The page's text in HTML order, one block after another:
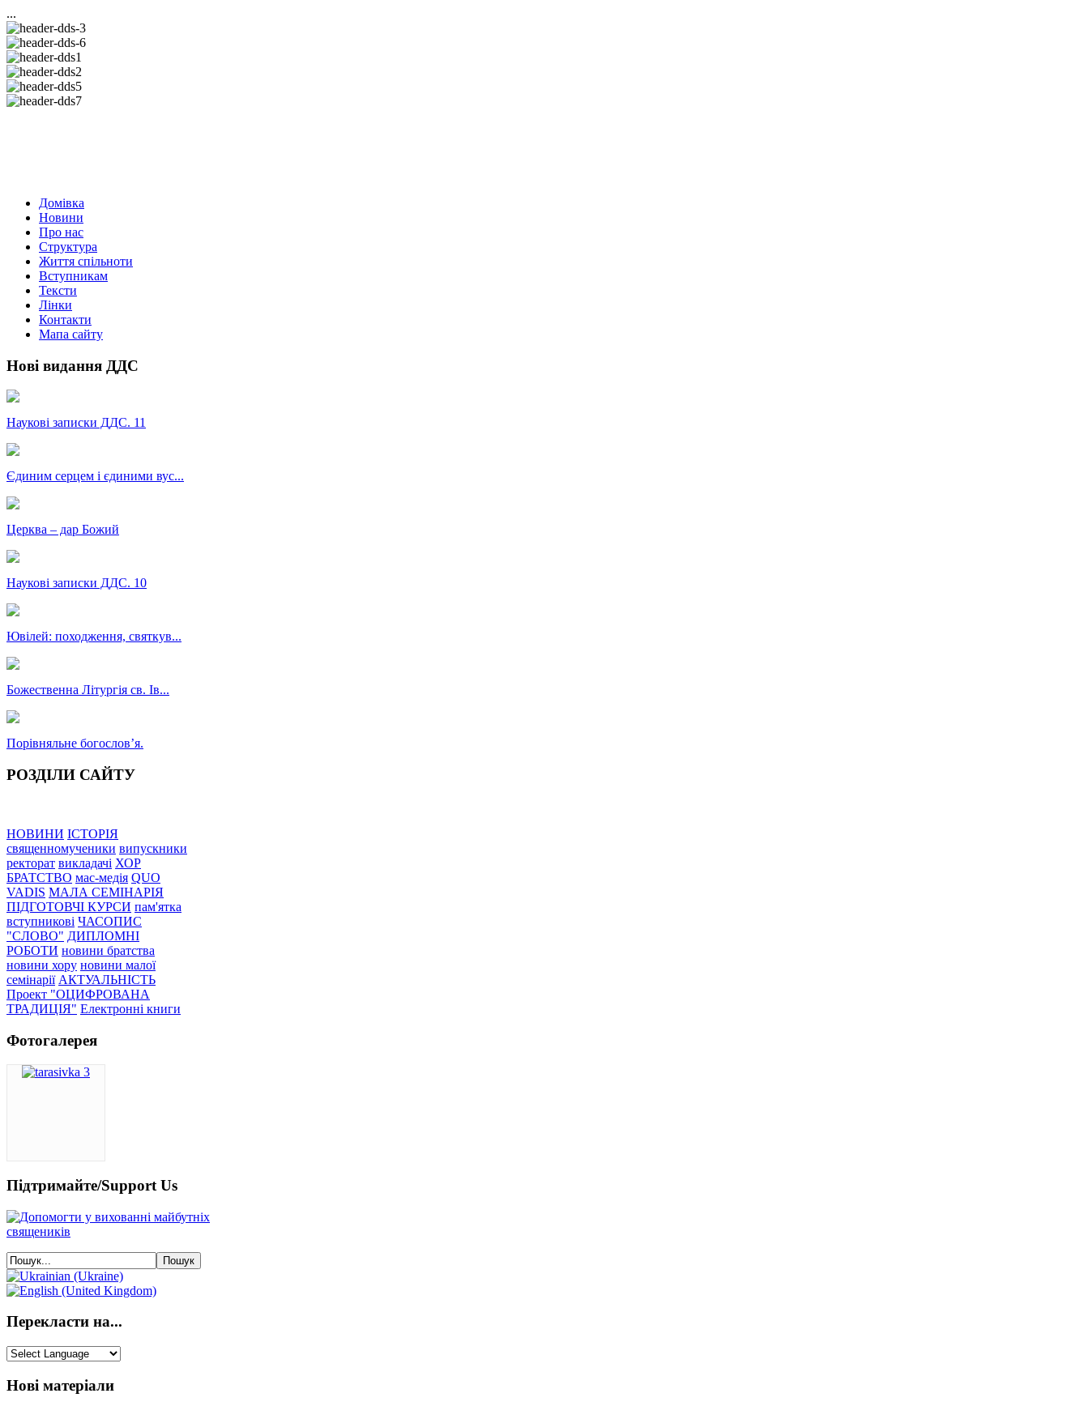
...
Домівка
Новини
Про нас
Структура
Життя спільноти
Вступникам
Тексти
Лінки
Контакти
Мапа сайту
Нові видання ДДС
Наукові записки ДДС. 11
Єдиним серцем і єдиними вус...
Церква – дар Божий
Наукові записки ДДС. 10
Ювілей: походження, святкув...
Божественна Літургія св. Ів...
Порівняльне богословʼя.
РОЗДІЛИ САЙТУ
НОВИНИ ІСТОРІЯ
священномученики випускники
ректорат викладачі ХОР
БРАТСТВО мас-медія QUO
VADIS МАЛА СЕМІНАРІЯ
ПІДГОТОВЧІ КУРСИ пам'ятка
вступникові ЧАСОПИС
"СЛОВО" ДИПЛОМНІ
РОБОТИ новини братства
новини хору новини малої
семінарії АКТУАЛЬНІСТЬ
Проект "ОЦИФРОВАНА
ТРАДИЦІЯ" Електронні книги
Фотогалерея
Підтримайте/Support Us
Перекласти на...
Нові матеріали